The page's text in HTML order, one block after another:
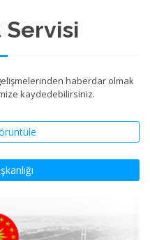
Servisi
haberdar olmak
kaydedebilirsiniz.